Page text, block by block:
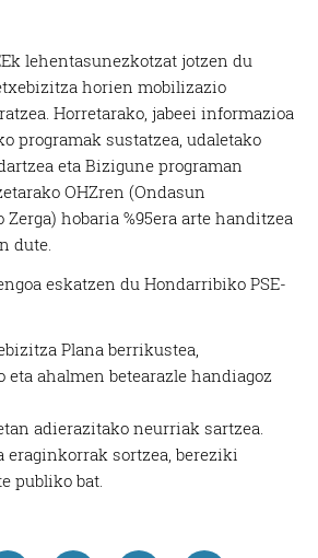
lehentasunezkotzat jotzen du
horien mobilizazio
Horretarako, jabeei informazioa
programak sustatzea, udaletako
eta Bizigune programan
OHZren (Ondasun
hobaria %95era arte handitzea
dute.
eskatzen du Hondarribiko PSE-
Plana berrikustea,
eta ahalmen betearazle handiagoz
adierazitako neurriak sartzea.
eraginkorrak sortzea, bereziki
publiko bat